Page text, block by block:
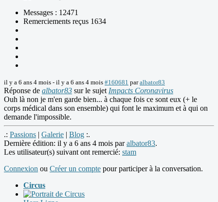
Messages : 12471
Remerciements reçus 1634
il y a 6 ans 4 mois - il y a 6 ans 4 mois #160681 paralbator83
Réponse de albator83 sur le sujet Impacts Coronavirus
Ouh là non je m'en garde bien... à chaque fois ce sont eux (+ le
corps médical dans son ensemble) qui font le maximum et à qui on
demande l'impossible.
.: Passions | Galerie | Blog :.
Dernière édition: il y a 6 ans 4 mois paralbator83.
Les utilisateur(s) suivant ont remercié: stam
Connexion ou Créer un compte pour participer à la conversation.
Circus